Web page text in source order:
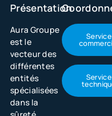
Présentation
Aura Groupe
est le
vecteur des
différentes
entités
spécialisées
dans la
Service
Service